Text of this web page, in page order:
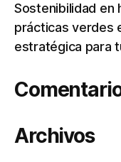
Sostenibilidad
prácticas verdes
estratégica para
Archivos